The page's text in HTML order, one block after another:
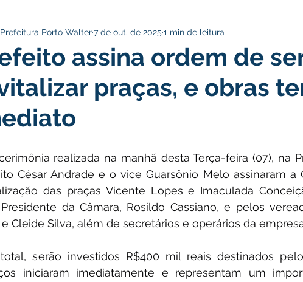
Ambiente Assistência Social Desporto Cultura e Lazer
Políticas Públicas Nota de Pesar Campanhas
Leilão Eleições Festival do Milho Agricultura Limpeza
Saúde Aniversário da cidade
assina ordem de
praças, e obras
Prefeitura Porto Walter7 de out. de 2025 1 min de leitura
realizada na manhã desta Terça-feira (07), na
César Andrade e o vice Guarsônio Melo assinaram a
das praças Vicente Lopes e Imaculada
da Câmara, Rosildo Cassiano, e pelos
Cleide Silva, além de secretários e operários da
serão investidos R$400 mil reais destinados
iniciaram imediatamente e representam um